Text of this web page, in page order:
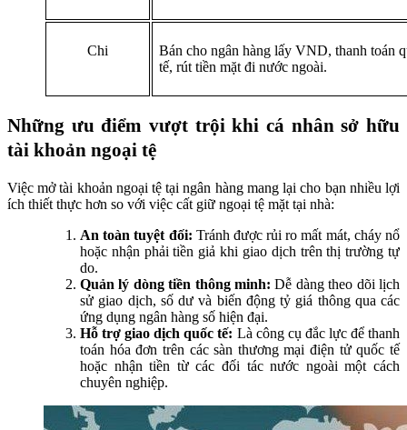
Chi
Bán cho ngân hàng lấy VND, thanh toán
tế, rút tiền mặt đi nước ngoài.
Những ưu điểm vượt trội khi cá nhân sở hữu
tài khoản ngoại tệ
Việc mở tài khoản ngoại tệ tại ngân hàng mang lại cho bạn nhiều lợi
ích thiết thực hơn so với việc cất giữ ngoại tệ mặt tại nhà:
An toàn tuyệt đối: Tránh được rủi ro mất mát, cháy nổ
hoặc nhận phải tiền giả khi giao dịch trên thị trường tự
do.
Quản lý dòng tiền thông minh: Dễ dàng theo dõi lịch
sử giao dịch, số dư và biến động tỷ giá thông qua các
ứng dụng ngân hàng số hiện đại.
Hỗ trợ giao dịch quốc tế: Là công cụ đắc lực để thanh
toán hóa đơn trên các sàn thương mại điện tử quốc tế
hoặc nhận tiền từ các đối tác nước ngoài một cách
chuyên nghiệp.